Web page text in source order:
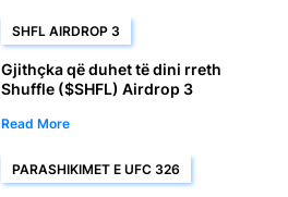
SHFL AIRDROP 3
Gjithçka që duhet të dini rreth
Shuffle ($SHFL) Airdrop 3
Read More
PARASHIKIMET E UFC 326